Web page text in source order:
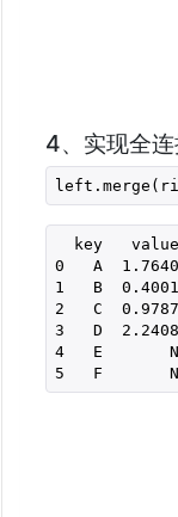
4、实现全
key
0   A
1   B
2   C
3   D
4   E
5   F